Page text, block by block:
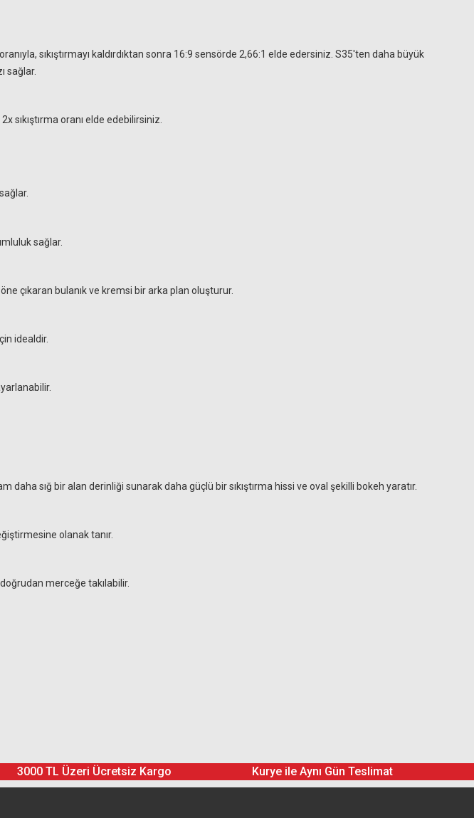
sıkıştırmayı kaldırdıktan sonra 16:9 sensörde 2,66:1 elde edersiniz. S35'ten daha büyük
sağlar.
oranı elde edebilirsiniz.
sağlar.
çıkaran bulanık ve kremsi bir arka plan oluşturur.
idealdir.
daha sığ bir alan derinliği sunarak daha güçlü bir sıkıştırma hissi ve oval şekilli bokeh yaratır.
olanak tanır.
merceğe takılabilir.
3000 TL Üzeri Ücretsiz Kargo Kurye ile Aynı Gün Teslimat